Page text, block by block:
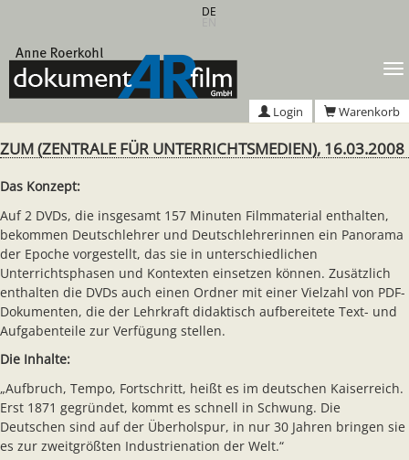
springen
DE
Login Warenkorb
ZUM (ZENTRALE FÜR UNTERRICHTSMEDIEN), 16.03.2008
Das Konzept:
Auf 2 DVDs, die insgesamt 157 Minuten Filmmaterial enthalten,
bekommen Deutschlehrer und Deutschlehrerinnen ein Panorama
der Epoche vorgestellt, das sie in unterschiedlichen
Unterrichtsphasen und Kontexten einsetzen können. Zusätzlich
enthalten die DVDs auch einen Ordner mit einer Vielzahl von PDF-
Dokumenten, die der Lehrkraft didaktisch aufbereitete Text- und
Aufgabenteile zur Verfügung stellen.
Die Inhalte:
„Aufbruch, Tempo, Fortschritt, heißt es im deutschen Kaiserreich.
Erst 1871 gegründet, kommt es schnell in Schwung. Die
Deutschen sind auf der Überholspur, in nur 30 Jahren bringen sie
es zur zweitgrößten Industrienation der Welt.“